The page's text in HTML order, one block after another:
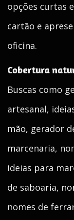
opções curtas
cartão e
oficina.
Cobertura
Buscas como
artesanal,
mão, gerador
marcenaria,
ideias para
de saboaria,
nomes de